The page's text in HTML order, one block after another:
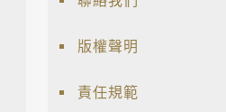
版權聲明
責任規範